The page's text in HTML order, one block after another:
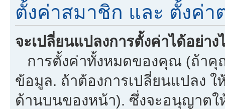
ตั้งค่าสมาชิก และ ตั้งค่า
จะเปลี่ยนแปลงการตั้งค่าได้อย่าง
การตั้งค่าทั้งหมดของคุณ (ถ้าคุ
ข้อมูล. ถ้าต้องการเปลี่ยนแปลง
ด้านบนของหน้า). ซึ่งจะอนุญาต